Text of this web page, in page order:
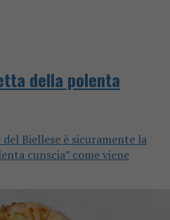
della polenta
Biellese è sicuramente la
cunscia” come viene